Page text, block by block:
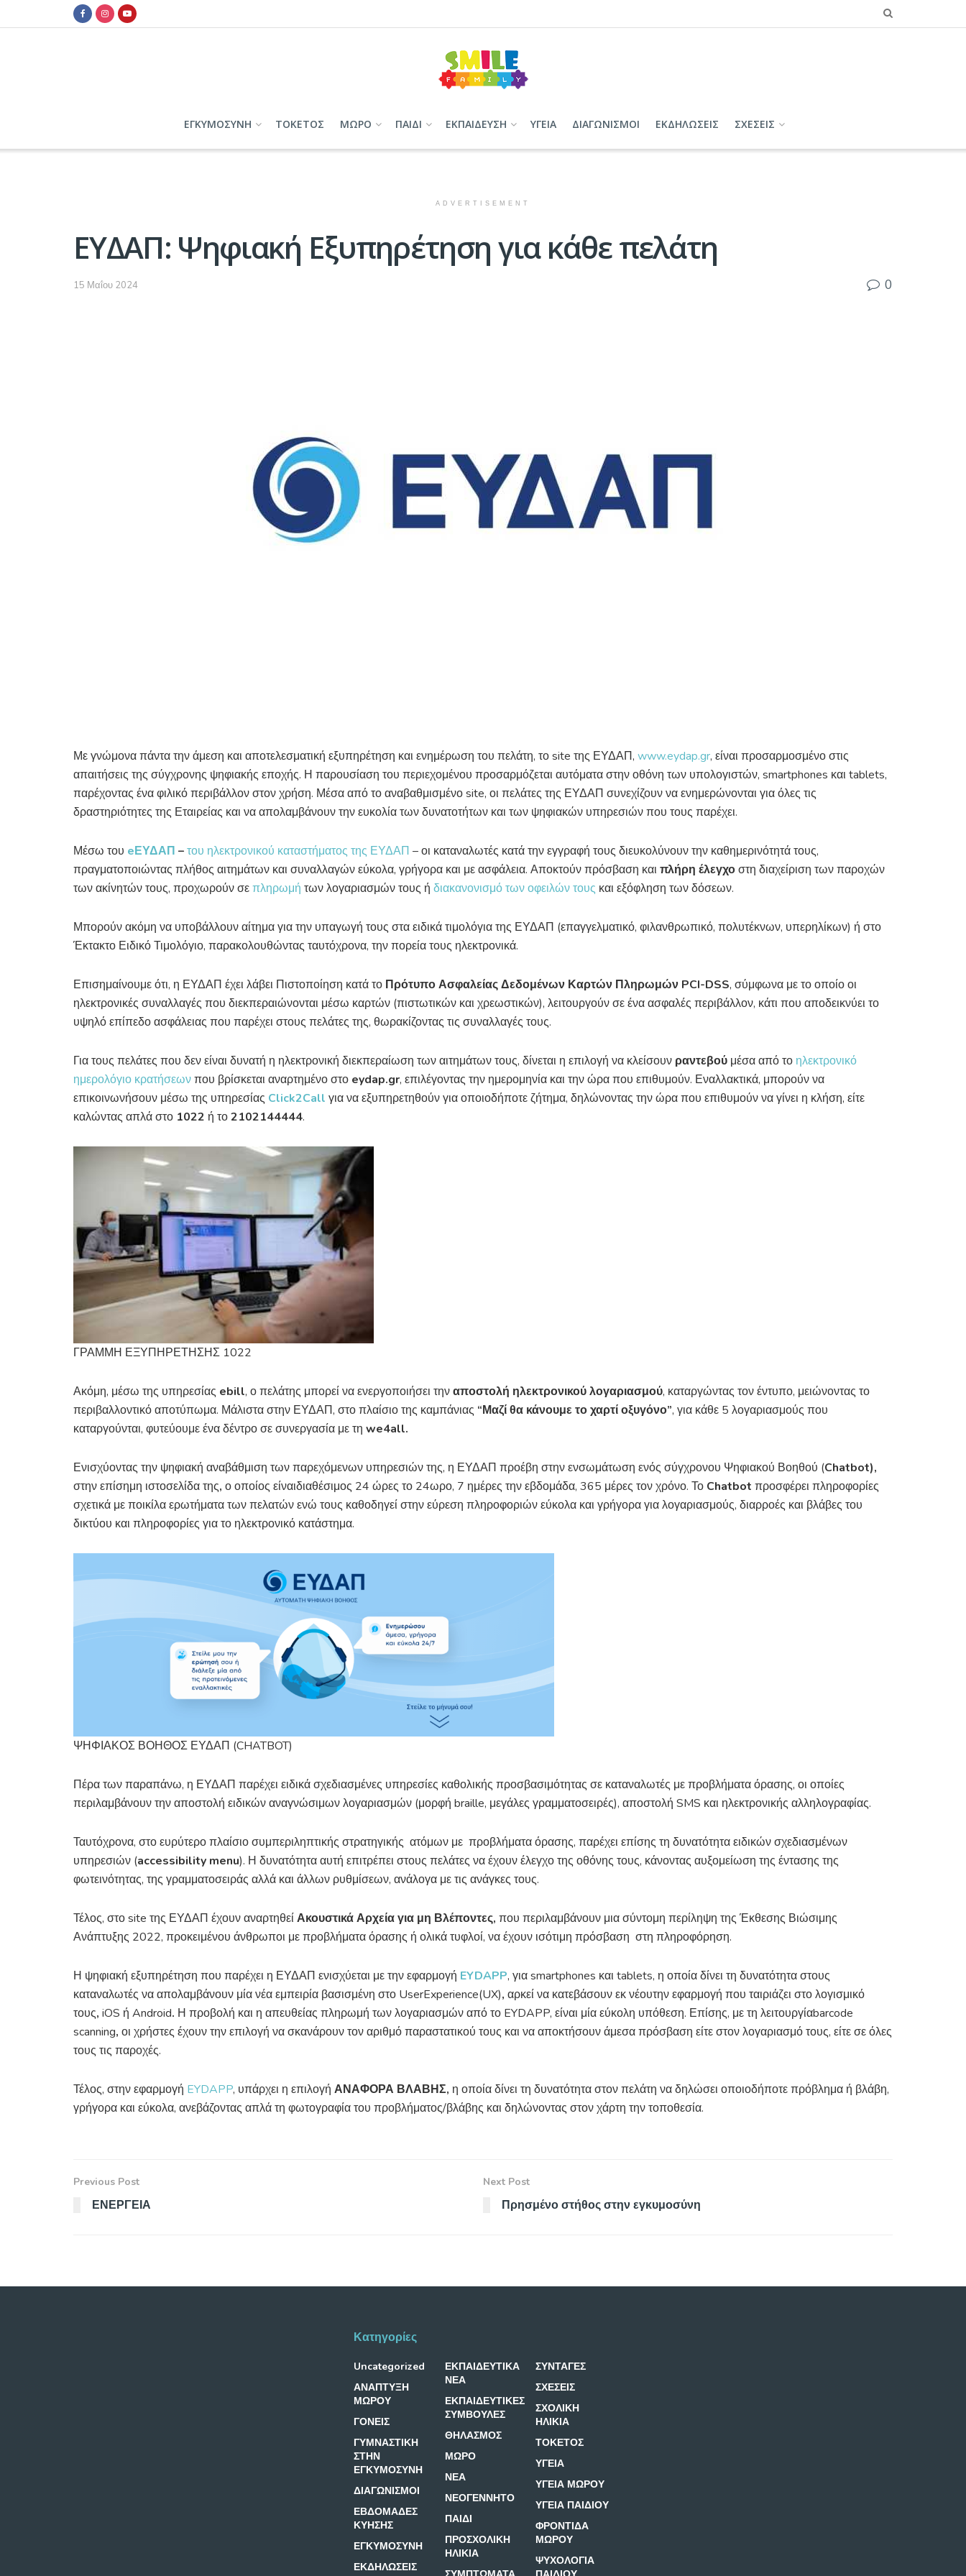
ΕΓΚΥΜΟΣΥΝΗ ΤΟΚΕΤΟΣ ΜΩΡΟ ΠΑΙΔΙ ΕΚΠΑΙΔΕΥΣΗ ΥΓΕΙΑ ΔΙΑΓΩΝΙΣΜΟΙ ΕΚΔΗΛΩΣΕΙΣ ΣΧΕΣΕΙΣ
ADVERTISEMENT
ΕΥΔΑΠ: Ψηφιακή Εξυπηρέτηση για κάθε πελάτη
15 Μαΐου 2024 0
Με γνώμονα πάντα την άμεση και αποτελεσματική εξυπηρέτηση και ενημέρωση του πελάτη, το site της ΕΥΔΑΠ, www.eydap.gr, είναι προσαρμοσμένο στις
απαιτήσεις της σύγχρονης ψηφιακής εποχής. Η παρουσίαση του περιεχομένου προσαρμόζεται αυτόματα στην οθόνη των υπολογιστών, smartphones και tablets,
παρέχοντας ένα φιλικό περιβάλλον στον χρήση. Μέσα από το αναβαθμισμένο site, οι πελάτες της ΕΥΔΑΠ συνεχίζουν να ενημερώνονται για όλες τις
δραστηριότητες της Εταιρείας και να απολαμβάνουν την ευκολία των δυνατοτήτων και των ψηφιακών υπηρεσιών που τους παρέχει.
Μέσω του eΕΥΔΑΠ –του ηλεκτρονικού καταστήματος της ΕΥΔΑΠ – οι καταναλωτές κατά την εγγραφή τους διευκολύνουν την καθημερινότητά τους,
πραγματοποιώντας πλήθος αιτημάτων και συναλλαγών εύκολα, γρήγορα και με ασφάλεια. Αποκτούν πρόσβαση και πλήρη έλεγχοστη διαχείριση των παροχών
των ακίνητών τους, προχωρούν σεπληρωμή των λογαριασμών τους ή διακανονισμό των οφειλών τους και εξόφληση των δόσεων.
Μπορούν ακόμη να υποβάλλουν αίτημα για την υπαγωγή τους στα ειδικά τιμολόγια της ΕΥΔΑΠ (επαγγελματικό, φιλανθρωπικό, πολυτέκνων, υπερηλίκων) ή στο
Έκτακτο Ειδικό Τιμολόγιο, παρακολουθώντας ταυτόχρονα, την πορεία τους ηλεκτρονικά.
Επισημαίνουμε ότι, η ΕΥΔΑΠ έχει λάβει Πιστοποίηση κατά το Πρότυπο Ασφαλείας Δεδομένων Καρτών Πληρωμών PCI-DSS, σύμφωνα με το οποίο οι
ηλεκτρονικές συναλλαγές που διεκπεραιώνονται μέσω καρτών (πιστωτικών και χρεωστικών), λειτουργούν σε ένα ασφαλές περιβάλλον, κάτι που αποδεικνύει το
υψηλό επίπεδο ασφάλειας που παρέχει στους πελάτες της, θωρακίζοντας τις συναλλαγές τους.
Για τους πελάτες που δεν είναι δυνατή η ηλεκτρονική διεκπεραίωση των αιτημάτων τους, δίνεται η επιλογή να κλείσουν ραντεβού μέσα από το ηλεκτρονικό
ημερολόγιο κρατήσεωνπου βρίσκεται αναρτημένο στο eydap.gr, επιλέγοντας την ημερομηνία και την ώρα που επιθυμούν. Εναλλακτικά, μπορούν να
επικοινωνήσουν μέσω της υπηρεσίας Click2Call για να εξυπηρετηθούν για οποιοδήποτε ζήτημα, δηλώνοντας την ώρα που επιθυμούν να γίνει η κλήση, είτε
καλώντας απλά στο 1022 ή το2102144444.
ΓΡΑΜΜΗ ΕΞΥΠΗΡΕΤΗΣΗΣ 1022
Ακόμη, μέσω της υπηρεσίας ebill, ο πελάτης μπορεί να ενεργοποιήσει τηναποστολή ηλεκτρονικού λογαριασμού, καταργώντας τον έντυπο, μειώνοντας το
περιβαλλοντικό αποτύπωμα. Μάλιστα στην ΕΥΔΑΠ, στο πλαίσιο της καμπάνιας “Μαζί θα κάνουμε το χαρτί οξυγόνο”, για κάθε 5 λογαριασμούς που
καταργούνται, φυτεύουμε ένα δέντρο σε συνεργασία με τη we4all.
Ενισχύοντας την ψηφιακή αναβάθμιση των παρεχόμενων υπηρεσιών της, η ΕΥΔΑΠ προέβη στην ενσωμάτωση ενός σύγχρονου Ψηφιακού Βοηθού (Chatbot),
στην επίσημη ιστοσελίδα της, ο οποίος είναιδιαθέσιμος 24 ώρες το 24ωρο, 7 ημέρες την εβδομάδα, 365 μέρες τον χρόνο. Το Chatbot προσφέρει πληροφορίες
σχετικά με ποικίλα ερωτήματα των πελατών ενώ τους καθοδηγεί στην εύρεση πληροφοριών εύκολα και γρήγορα για λογαριασμούς, διαρροές και βλάβες του
δικτύου και πληροφορίες για το ηλεκτρονικό κατάστημα.
ΨΗΦΙΑΚΟΣ ΒΟΗΘΟΣ ΕΥΔΑΠ (CHATBOT)
Πέρα των παραπάνω, η ΕΥΔΑΠ παρέχει ειδικά σχεδιασμένες υπηρεσίες καθολικής προσβασιμότητας σε καταναλωτές με προβλήματα όρασης, οι οποίες
περιλαμβάνουν την αποστολή ειδικών αναγνώσιμων λογαριασμών (μορφή braille, μεγάλες γραμματοσειρές), αποστολή SMS και ηλεκτρονικής αλληλογραφίας.
Ταυτόχρονα, στο ευρύτερο πλαίσιο συμπεριληπτικής στρατηγικής ατόμων με προβλήματα όρασης, παρέχει επίσης τη δυνατότητα ειδικών σχεδιασμένων
υπηρεσιών (accessibility menu). Η δυνατότητα αυτή επιτρέπει στους πελάτες να έχουν έλεγχο της οθόνης τους, κάνοντας αυξομείωση της έντασης της
φωτεινότητας, της γραμματοσειράς αλλά και άλλων ρυθμίσεων, ανάλογα με τις ανάγκες τους.
Τέλος, στο site της ΕΥΔΑΠ έχουν αναρτηθείΑκουστικά Αρχεία για μη Βλέποντες, που περιλαμβάνουν μια σύντομη περίληψη της Έκθεσης Βιώσιμης
Ανάπτυξης 2022, προκειμένου άνθρωποι με προβλήματα όρασης ή ολικά τυφλοί, να έχουν ισότιμη πρόσβαση στη πληροφόρηση.
Η ψηφιακή εξυπηρέτηση που παρέχει η ΕΥΔΑΠ ενισχύεται με την εφαρμογή EYDAPP, για smartphones και tablets, η οποία δίνει τη δυνατότητα στους
καταναλωτές να απολαμβάνουν μία νέα εμπειρία βασισμένη στο UserExperience(UX), αρκεί να κατεβάσουν εκ νέουτην εφαρμογή που ταιριάζει στο λογισμικό
τους, iOS ή Android. Η προβολή και η απευθείας πληρωμή των λογαριασμών από το EYDAPP, είναι μία εύκολη υπόθεση. Επίσης, με τη λειτουργίαbarcode
scanning, οι χρήστες έχουν την επιλογή να σκανάρουν τον αριθμό παραστατικού τους και να αποκτήσουν άμεσα πρόσβαση είτε στον λογαριασμό τους, είτε σε όλες
τους τις παροχές.
Τέλος, στην εφαρμογή EYDAPP, υπάρχει η επιλογή ΑΝΑΦΟΡΑ ΒΛΑΒΗΣ, η οποία δίνει τη δυνατότητα στον πελάτη να δηλώσει οποιοδήποτε πρόβλημα ή βλάβη,
γρήγορα και εύκολα, ανεβάζοντας απλά τη φωτογραφία του προβλήματος/βλάβης και δηλώνοντας στον χάρτη την τοποθεσία.
Previous Post
ΕΝΕΡΓΕΙΑ
Next Post
Πρησμένο στήθος στην εγκυμοσύνη
Κατηγορίες
Uncategorized
ΑΝΑΠΤΥΞΗ
ΜΩΡΟΥ
ΓΟΝΕΙΣ
ΓΥΜΝΑΣΤΙΚΗ
ΣΤΗΝ
ΕΓΚΥΜΟΣΥΝΗ
ΔΙΑΓΩΝΙΣΜΟΙ
ΕΒΔΟΜΑΔΕΣ
ΚΥΗΣΗΣ
ΕΓΚΥΜΟΣΥΝΗ
ΕΚΔΗΛΩΣΕΙΣ
ΕΚΠΑΙΔΕΥΤΙΚΑ
ΝΕΑ
ΕΚΠΑΙΔΕΥΤΙΚΕΣ
ΣΥΜΒΟΥΛΕΣ
ΘΗΛΑΣΜΟΣ
ΜΩΡΟ
ΝΕΑ
ΝΕΟΓΕΝΝΗΤΟ
ΠΑΙΔΙ
ΠΡΟΣΧΟΛΙΚΗ
ΗΛΙΚΙΑ
ΣΥΝΤΑΓΕΣ
ΣΧΕΣΕΙΣ
ΣΧΟΛΙΚΗ
ΗΛΙΚΙΑ
ΤΟΚΕΤΟΣ
ΥΓΕΙΑ
ΥΓΕΙΑ ΜΩΡΟΥ
ΥΓΕΙΑ ΠΑΙΔΙΟΥ
ΦΡΟΝΤΙΔΑ
ΜΩΡΟΥ
ΨΥΧΟΛΟΓΙΑ